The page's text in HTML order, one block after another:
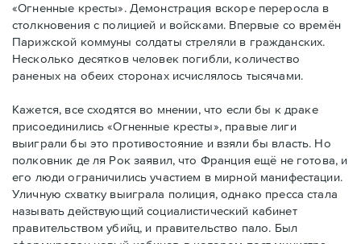
«Огненные кресты». Демонстрация вскоре переросла в
столкновения с полицией и войсками. Впервые со времён
Парижской коммуны солдаты стреляли в гражданских.
Несколько десятков человек погибли, количество
раненых на обеих сторонах исчислялось тысячами.
Кажется, все сходятся во мнении, что если бы к драке
присоединились «Огненные кресты», правые лиги
выиграли бы это противостояние и взяли бы власть. Но
полковник де ля Рок заявил, что Франция ещё не готова, и
его люди ограничились участием в мирной манифестации.
Уличную схватку выиграла полиция, однако пресса стала
называть действующий социалистический кабинет
правительством убийц, и правительство пало. Был